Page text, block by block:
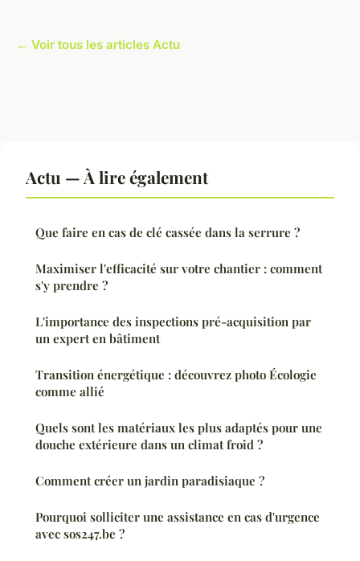
← Voir tous les articles Actu
Actu — À lire également
Que faire en cas de clé cassée dans la serrure ?
Maximiser l'efficacité sur votre chantier : comment
s'y prendre ?
L'importance des inspections pré-acquisition par
un expert en bâtiment
Transition énergétique : découvrez photo Écologie
comme allié
Quels sont les matériaux les plus adaptés pour une
douche extérieure dans un climat froid ?
Comment créer un jardin paradisiaque ?
Pourquoi solliciter une assistance en cas d'urgence
avec sos247.be ?